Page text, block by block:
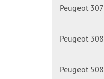
Peugeot 307
Peugeot 308
Peugeot 508